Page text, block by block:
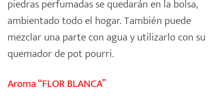
piedras perfumadas se quedarán en la bolsa,
ambientado todo el hogar. También puede
mezclar una parte con agua y utilizarlo con su
quemador de pot pourri.
Aroma “FLOR BLANCA”